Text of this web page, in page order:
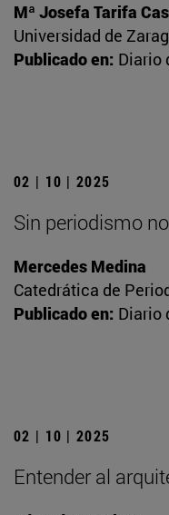
Mª Josefa Tarifa
Universidad de
Publicado en: Diario
02 | 10 | 2025
Sin periodismo
Mercedes Medina
Catedrática de
Publicado en: Diario
02 | 10 | 2025
Entender al